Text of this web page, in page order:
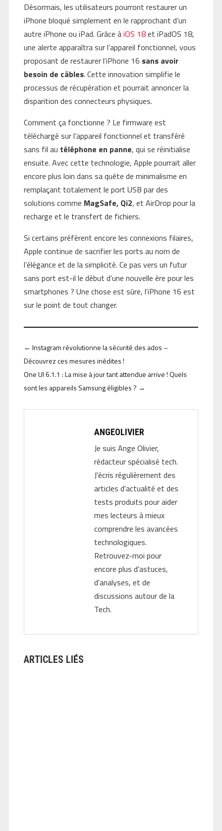
Désormais, les utilisateurs pourront restaurer un
iPhone bloqué simplement en le rapprochant d’un
autre iPhone ou iPad. Grâce àiOS 18et iPadOS 18,
une alerte apparaîtra sur l’appareil fonctionnel, vous
proposant de restaurer l’iPhone 16 sans avoir
besoin de câbles. Cette innovation simplifie le
processus de récupération et pourrait annoncer la
disparition des connecteurs physiques.
Comment ça fonctionne ? Le firmware est
téléchargé sur l’appareil fonctionnel et transféré
sans fil au téléphone en panne, qui se réinitialise
ensuite. Avec cette technologie, Apple pourrait aller
encore plus loin dans sa quête de minimalisme en
remplaçant totalement le port USB par des
solutions comme MagSafe, Qi2, et AirDrop pour la
recharge et le transfert de fichiers.
Si certains préfèrent encore les connexions filaires,
Apple continue de sacrifier les ports au nom de
l’élégance et de la simplicité. Ce pas vers un futur
sans port est-il le début d’une nouvelle ère pour les
smartphones ? Une chose est sûre, l’iPhone 16 est
sur le point de tout changer.
← Instagram révolutionne la sécurité des ados –
Découvrez ces mesures inédites !
One UI 6.1.1 : La mise à jour tant attendue arrive ! Quels
sont les appareils Samsung éligibles ? →
ANGEOLIVIER
Je suis Ange Olivier,
rédacteur spécialisé tech.
J'écris régulièrement des
articles d'actualité et des
tests produits pour aider
mes lecteurs à mieux
comprendre les avancées
technologiques.
Retrouvez-moi pour
encore plus d'astuces,
d'analyses, et de
discussions autour de la
Tech.
ARTICLES LIÉS